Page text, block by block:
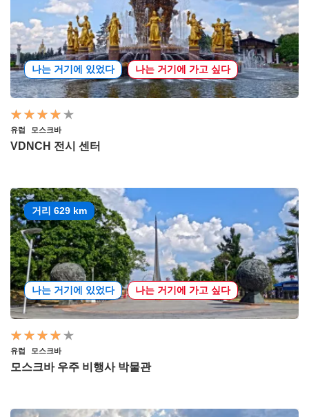
나는 거기에 있었다 나는 거기에 가고 싶다
유럽 모스크바
VDNCH 전시 센터
거리 629 km
나는 거기에 있었다 나는 거기에 가고 싶다
유럽 모스크바
모스크바 우주 비행사 박물관